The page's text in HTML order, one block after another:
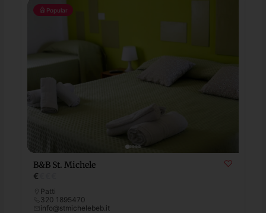
Popular
B&B St. Michele
€
Patti
320 1895470
info@stmichelebeb.it